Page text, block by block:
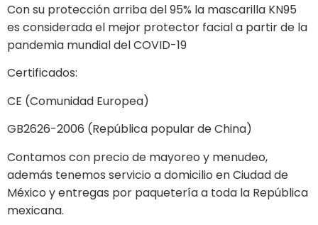
Con su protección arriba del 95% la mascarilla KN95
es considerada el mejor protector facial a partir de la
pandemia mundial del COVID-19
Certificados:
CE (Comunidad Europea)
GB2626-2006 (República popular de China)
Contamos con precio de mayoreo y menudeo,
además tenemos servicio a domicilio en Ciudad de
México y entregas por paquetería a toda la República
mexicana.